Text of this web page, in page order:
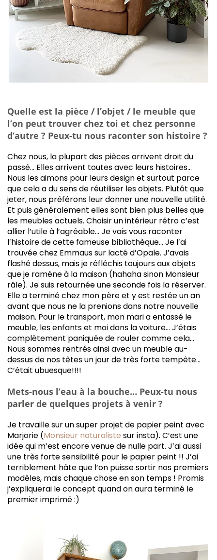
Quelle est la pièce / l’objet / le meuble que
l’on peut trouver chez toi et chez personne
d’autre ? Peux-tu nous raconter son histoire ?
Chez nous, la plupart des pièces arrivent droit du
passé… Elles arrivent toutes avec leurs histoires…
Nous les aimons pour leurs design et surtout parce
que cela a du sens de réutiliser les objets. Plutôt que
jeter, nous préférons leur donner une nouvelle utilité.
Et puis généralement elles sont bien plus belles que
les meubles actuels. Choisir un intérieur rétro c’est
allier l’utile à l’agréable… Je vais vous raconter
l’histoire de cette fameuse bibliothèque… Je l’ai
trouvée chez Emmaus sur lacté d’Opale. J’avais
flashé dessus, mais je réfléchis toujours aux objets
que je ramène à la maison (hahaha sinon Monsieur
râle). Je suis retournée une seconde fois la réserver.
Elle a terminé chez mon père et y est restée un an
avant que nous ne la prenions dans notre nouvelle
maison. Pour le transport, mon mari a entassé le
meuble, les enfants et moi dans la voiture… J’étais
complètement paniquée de rouler comme cela…
Nous sommes rentrés ainsi avec un meuble au-
dessus de nos têtes un jour de très forte tempête…
C’était ubuesque!!!!
Mets-nous l’eau à la bouche… Peux-tu nous
parler de quelques projets à venir ?
Je travaille sur un super projet de papier peint avec
Marjorie (Monsieur naturaliste sur insta). C’est une
idée qui m’est encore venue de nulle part. J’ai aussi
une très forte sensibilité pour le papier peint !! J’ai
terriblement hâte que l’on puisse sortir nos premiers
modèles, mais chaque chose en son temps ! Promis
j’expliquerai le concept quand on aura terminé le
premier imprimé :)